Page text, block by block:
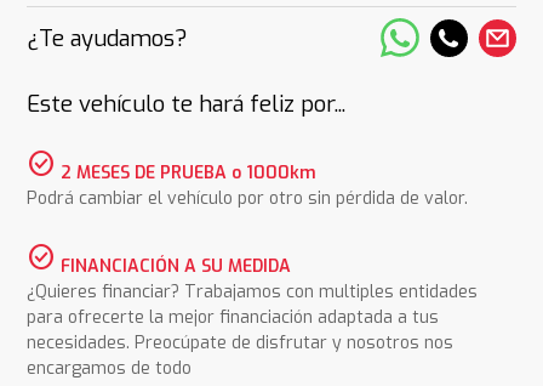
¿Te ayudamos?
Este vehículo te hará feliz por...
check_circle 2 MESES DE PRUEBA o 1000km
Podrá cambiar el vehículo por otro sin pérdida de valor.
check_circle FINANCIACIÓN A SU MEDIDA
¿Quieres financiar? Trabajamos con multiples entidades
para ofrecerte la mejor financiación adaptada a tus
necesidades. Preocúpate de disfrutar y nosotros nos
encargamos de todo